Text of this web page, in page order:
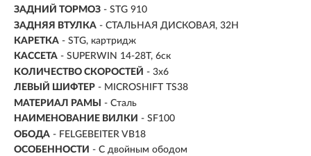
ЗАДНИЙ ТОРМОЗ - STG 910
ЗАДНЯЯ ВТУЛКА - СТАЛЬНАЯ ДИСКОВАЯ, 32H
КАРЕТКА - STG, картридж
КАССЕТА - SUPERWIN 14-28T, 6ск
КОЛИЧЕСТВО СКОРОСТЕЙ - 3x6
ЛЕВЫЙ ШИФТЕР - MICROSHIFT TS38
МАТЕРИАЛ РАМЫ
- Сталь
НАИМЕНОВАНИЕ ВИЛКИ - SF100
ОБОДА - FELGEBEITER VB18
ОСОБЕННОСТИ - С двойным ободом